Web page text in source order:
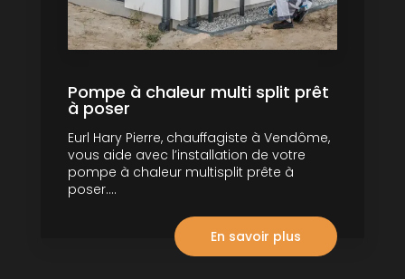
Pompe à chaleur multi split prêt
à poser
Eurl Hary Pierre, chauffagiste à Vendôme,
vous aide avec l’installation de votre
pompe à chaleur multisplit prête à
poser....
En savoir plus